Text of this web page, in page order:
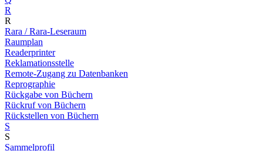
R
R
Rara / Rara-Leseraum
Raumplan
Readerprinter
Reklamationsstelle
Remote-Zugang zu Datenbanken
Reprographie
Rückgabe von Büchern
Rückruf von Büchern
Rückstellen von Büchern
S
S
Sammelprofil